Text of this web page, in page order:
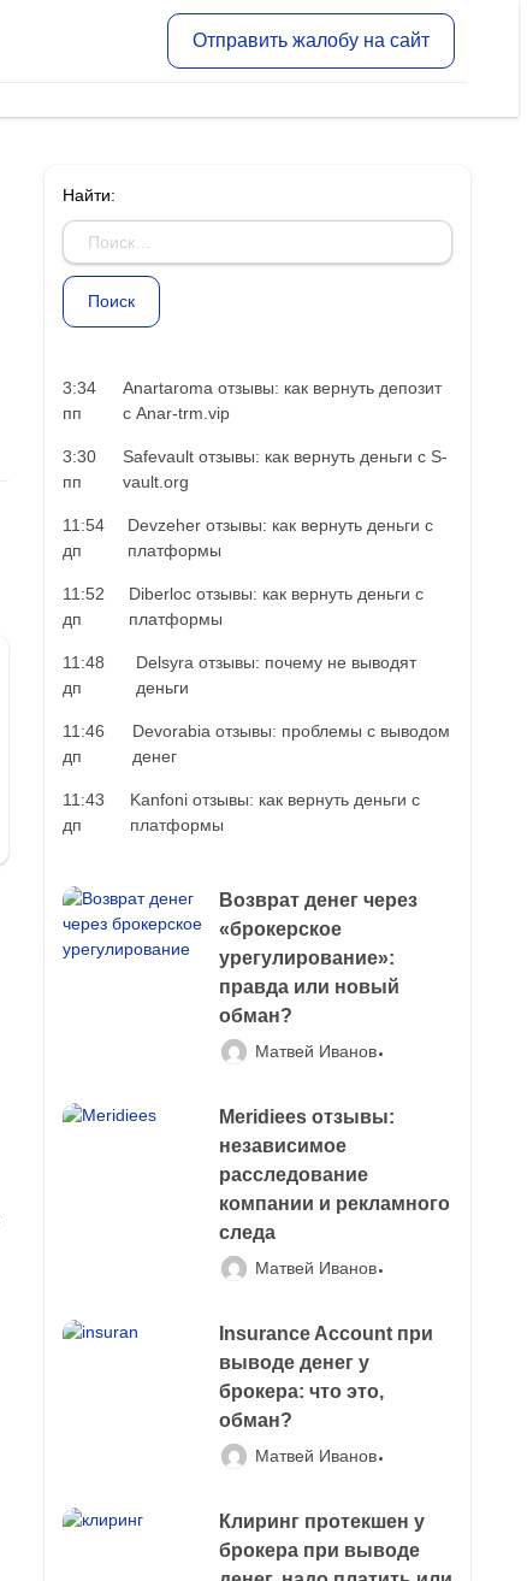
Отправить жалобу на сайт
Найти:
3:34
пп
Anartaroma отзывы: как вернуть депозит
с Anar-trm.vip
3:30
пп
Safevault отзывы: как вернуть деньги с S-
vault.org
11:54
дп
Devzeher отзывы: как вернуть деньги с
платформы
11:52
дп
Diberloc отзывы: как вернуть деньги с
платформы
11:48
дп
Delsyra отзывы: почему не выводят
деньги
11:46
дп
Devorabia отзывы: проблемы с выводом
денег
11:43
дп
Kanfoni отзывы: как вернуть деньги с
платформы
Возврат денег через
«брокерское
урегулирование»:
правда или новый
обман?
Матвей Иванов
Meridiees отзывы:
независимое
расследование
компании и рекламного
следа
Матвей Иванов
Insurance Account при
выводе денег у
брокера: что это,
обман?
Матвей Иванов
Клиринг протекшен у
брокера при выводе